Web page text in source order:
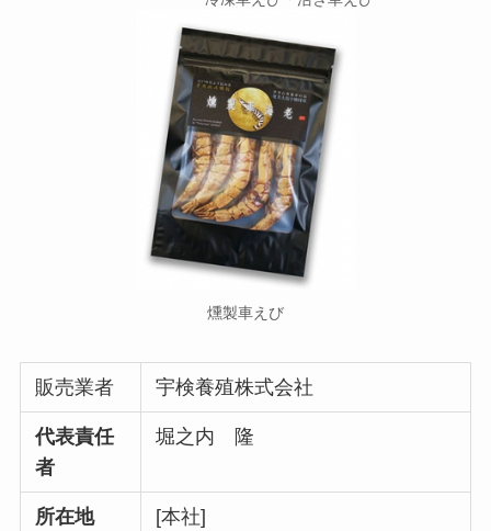
燻製車えび
販売業者 宇検養殖株式会社
代表責任
者
堀之内 隆
所在地
[本社]